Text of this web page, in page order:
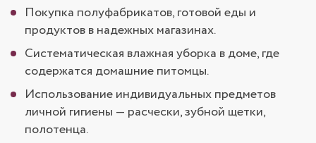
Покупка полуфабрикатов, готовой еды и
продуктов в надежных магазинах.
Систематическая влажная уборка в доме, где
содержатся домашние питомцы.
Использование индивидуальных предметов
личной гигиены — расчески, зубной щетки,
полотенца.